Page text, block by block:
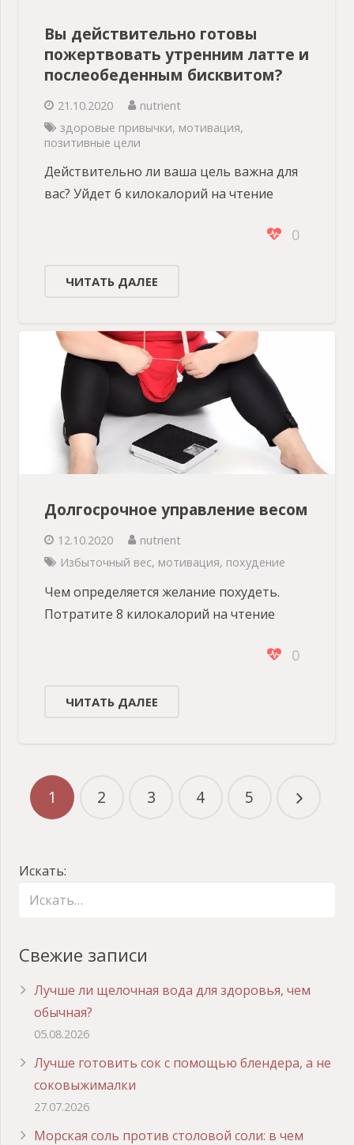
Вы действительно готовы
пожертвовать утренним латте и
послеобеденным бисквитом?
21.10.2020
nutrient
здоровые привычки, мотивация,
позитивные цели
Действительно ли ваша цель важна для
вас? Уйдет 6 килокалорий на чтение
0
ЧИТАТЬ ДАЛЕЕ
Долгосрочное управление весом
12.10.2020
nutrient
Избыточный вес, мотивация, похудение
Чем определяется желание похудеть.
Потратите 8 килокалорий на чтение
0
ЧИТАТЬ ДАЛЕЕ
1 2 3 4 5
Искать:
Свежие записи
Лучше ли щелочная вода для здоровья, чем
обычная?
05.08.2026
Лучше готовить сок с помощью блендера, а не
соковыжималки
27.07.2026
Морская соль против столовой соли: в чем